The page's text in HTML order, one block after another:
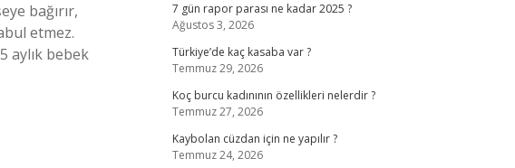
bağırır,
etmez.
aylık bebek
7 gün rapor parası ne kadar 2025 ?
Ağustos 3, 2026
Türkiye’de kaç kasaba var ?
Temmuz 29, 2026
Koç burcu kadınının özellikleri nelerdir ?
Temmuz 27, 2026
Kaybolan cüzdan için ne yapılır ?
Temmuz 24, 2026